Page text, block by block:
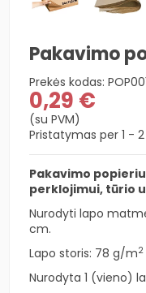
Pakavimo
Prekės kodas:
0,29 €
(su PVM)
Pristatymas per 1 - 2
Pakavimo
perklojimui, tūrio
Nurodyti lapo
cm.
Lapo storis: 78 g/m2
Nurodyta 1 (vieno)